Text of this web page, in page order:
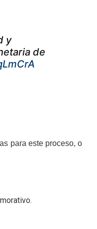
y
de
para este proceso, o